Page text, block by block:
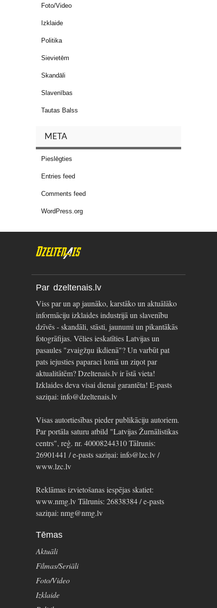
Foto/Video
Izklaide
Politika
Sievietēm
Skandāli
Slavenības
Tautas Balss
META
Pieslēgties
Entries feed
Comments feed
WordPress.org
Par dzeltenais.lv
Viss par un ap jaunāko, karstāko un aktuālāko
informāciju izklaides industrijā un slavenību
dzīvēs - skandāli, stāsti, jaunumi un pikantākās
fotogrāfijas. Vēlies ieskatīties Latvijas un
pasaules "zvaigžņu ikdienā"? Un varbūt pat
pats iejusties paparaci lomā un ziņot par
aktualitātēm? Dzeltenais.lv ir īstā vieta!
Izklaides deva visai dienai garantēta! E-pasts
saziņai: info@dzeltenais.lv
Visas autortiesības pieder publikāciju autoriem.
Par portāla saturu atbild "Latvijas Žurnālistikas
centrs", reģ. nr. 40008244310 Tālrunis:
26901441 / e-pasts saziņai: info@lzc.lv /
www.lzc.lv
Reklāmas izvietošanas iespējas skatiet:
www.nmg.lv Tālrunis: 26838384 / e-pasts
saziņai: nmg@nmg.lv
Tēmas
Aktuāli
Filmas/Seriāli
Foto/Video
Izklaide